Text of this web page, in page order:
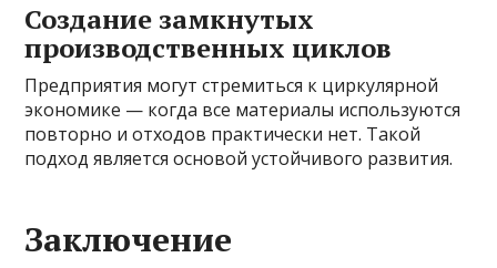
Создание замкнутых
производственных циклов
Предприятия могут стремиться к циркулярной
экономике — когда все материалы используются
повторно и отходов практически нет. Такой
подход является основой устойчивого развития.
Заключение